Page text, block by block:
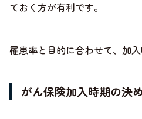
ておく方が有利です。
罹患率と目的に合わせて、加
がん保険加入時期の決